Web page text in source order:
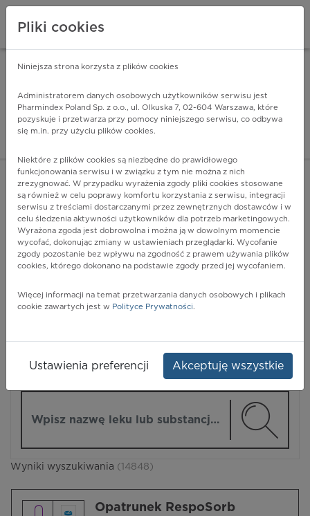
Pharmindex - lider
ZALOGUJ SIĘ
POKAŻ FILTRY
Pharmindex
Wyniki wyszukiwania (14848)
Opatrunek RespoSorb
Pliki cookies
Niniejsza strona korzysta z plików cookies
Administratorem danych osobowych użytkowników serwisu jest
Pharmindex Poland Sp. z o.o., ul. Olkuska 7, 02-604 Warszawa, które
pozyskuje i przetwarza przy pomocy niniejszego serwisu, co odbywa
się m.in. przy użyciu plików cookies.
Niektóre z plików cookies są niezbędne do prawidłowego
funkcjonowania serwisu i w związku z tym nie można z nich
zrezygnować. W przypadku wyrażenia zgody pliki cookies stosowane
są również w celu poprawy komfortu korzystania z serwisu, integracji
serwisu z treściami dostarczanymi przez zewnętrznych dostawców i w
celu śledzenia aktywności użytkowników dla potrzeb marketingowych.
Wyrażona zgoda jest dobrowolna i można ją w dowolnym momencie
wycofać, dokonując zmiany w ustawieniach przeglądarki. Wycofanie
zgody pozostanie bez wpływu na zgodność z prawem używania plików
cookies, którego dokonano na podstawie zgody przed jej wycofaniem.
Więcej informacji na temat przetwarzania danych osobowych i plikach
cookie zawartych jest w Polityce Prywatności.
Ustawienia preferencji Akceptuję wszystkie
ZA DARMO - w Google Play INSTALUJ